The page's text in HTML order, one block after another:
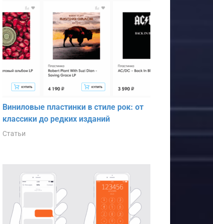
Виниловые пластинки в стиле рок: от
классики до редких изданий
Статьи